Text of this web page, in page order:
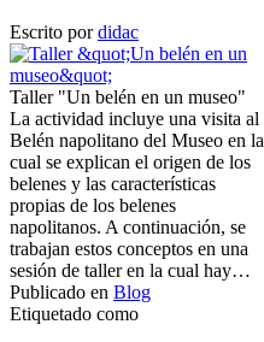
Escrito pordidac
Taller "Un belén en un museo"
La actividad incluye una visita al
Belén napolitano del Museo en la
cual se explican el origen de los
belenes y las características
propias de los belenes
napolitanos. A continuación, se
trabajan estos conceptos en una
sesión de taller en la cual hay…
Publicado en Blog
Etiquetado como